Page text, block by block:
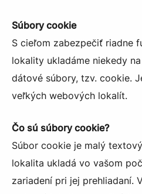
Súbory cookie
S cieľom zabezpečiť riadne
lokality ukladáme niekedy
dátové súbory, tzv. cookie.
veľkých webových lokalít.
Čo sú súbory cookie?
Súbor cookie je malý
lokalita ukladá vo vašom
zariadení pri jej prehliadaní.